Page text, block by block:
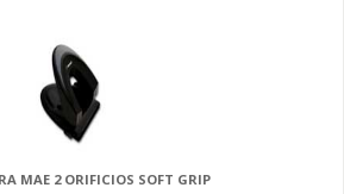
MAE 2 ORIFICIOS SOFT GRIP